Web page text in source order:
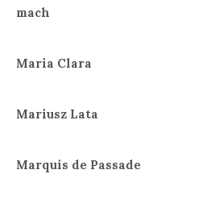
mach
Maria Clara
Mariusz Lata
Marquis de Passade